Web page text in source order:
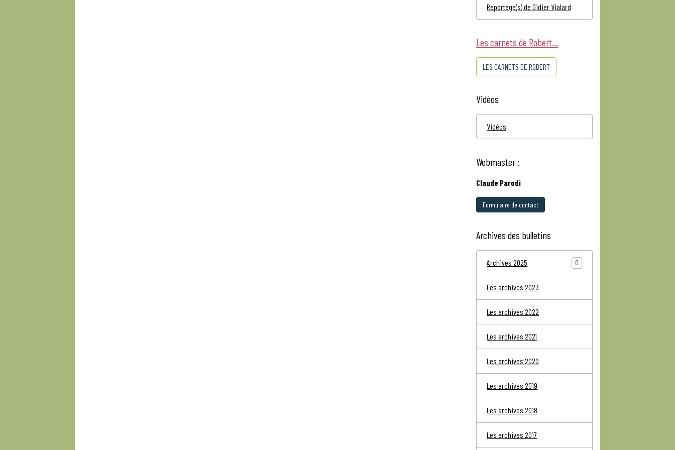
Reportage(s) de Didier Vialard
Les carnets de Robert...
LES CARNETS DE ROBERT
Vidéos
Vidéos
Webmaster :
Claude Parodi
Formulaire de contact
Archives des bulletins
Archives 2025 0
Les archives 2023
Les archives 2022
Les archives 2021
Les archives 2020
Les archives 2019
Les archives 2018
Les archives 2017